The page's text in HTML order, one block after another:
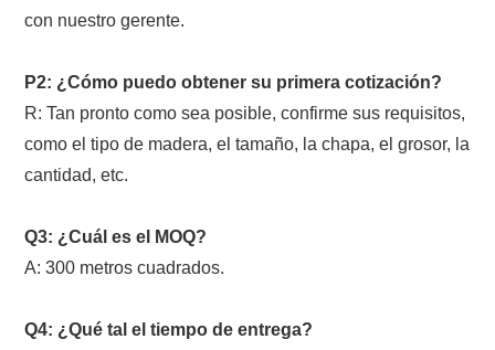
con nuestro gerente.
P2: ¿Cómo puedo obtener su primera cotización?
R: Tan pronto como sea posible, confirme sus requisitos,
como el tipo de madera, el tamaño, la chapa, el grosor, la
cantidad, etc.
Q3: ¿Cuál es el MOQ?
A: 300 metros cuadrados.
Q4: ¿Qué tal el tiempo de entrega?